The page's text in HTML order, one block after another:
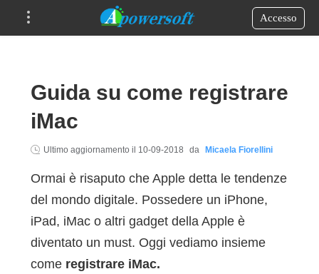
Accesso
Guida su come registrare
iMac
Ultimo aggiornamento il 10-09-2018 da Micaela Fiorellini
Ormai è risaputo che Apple detta le tendenze
del mondo digitale. Possedere un iPhone,
iPad, iMac o altri gadget della Apple è
diventato un must. Oggi vediamo insieme
come registrare iMac.